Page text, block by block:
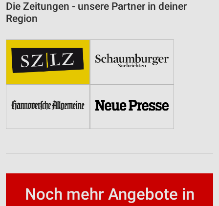
Die Zeitungen - unsere Partner in deiner
Region
Noch mehr Angebote in